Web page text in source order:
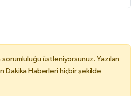
üstleniyorsunuz. Yazılan
Dakika Haberleri hiçbir şekilde